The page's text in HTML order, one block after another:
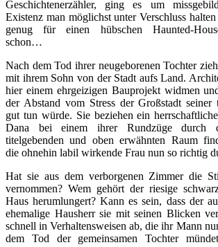
Geschichtenerzähler, ging es um
Existenz man möglichst unter Verschluss
genug für einen hübschen Haunted-
schon…
Nach dem Tod ihrer neugeborenen Tochter
mit ihrem Sohn von der Stadt aufs Land.
hier einem ehrgeizigen Bauprojekt widmen
der Abstand vom Stress der Großstadt seiner
gut tun würde. Sie beziehen ein
Dana bei einem ihrer Rundzüge durch
titelgebenden und oben erwähnten Raum
die ohnehin labil wirkende Frau nun so richtig
Hat sie aus dem verborgenen Zimmer die
vernommen? Wem gehört der riesige
Haus herumlungert? Kann es sein, dass der
ehemalige Hausherr sie mit seinen Blicken
schnell in Verhaltensweisen ab, die ihr Mann
dem Tod der gemeinsamen Tochter